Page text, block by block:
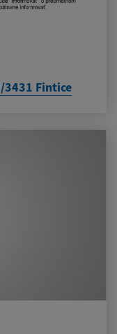
3431 Fintice